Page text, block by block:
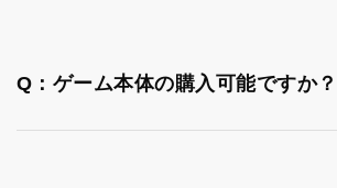
Q：ゲーム本体の購入可能ですか？